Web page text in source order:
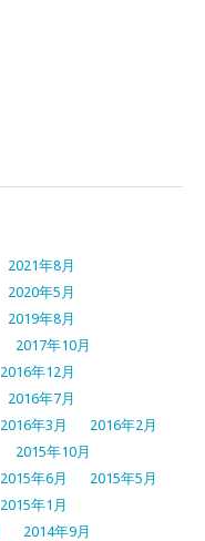
2021年8月
2020年5月
2019年8月
2017年10月
2016年12月
2016年7月
2016年3月
2016年2月
2015年10月
2015年6月
2015年5月
2015年1月
2014年9月